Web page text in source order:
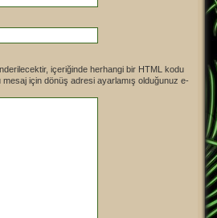
içeriğinde herhangi bir HTML kodu
için dönüş adresi ayarlamış olduğunuz e-